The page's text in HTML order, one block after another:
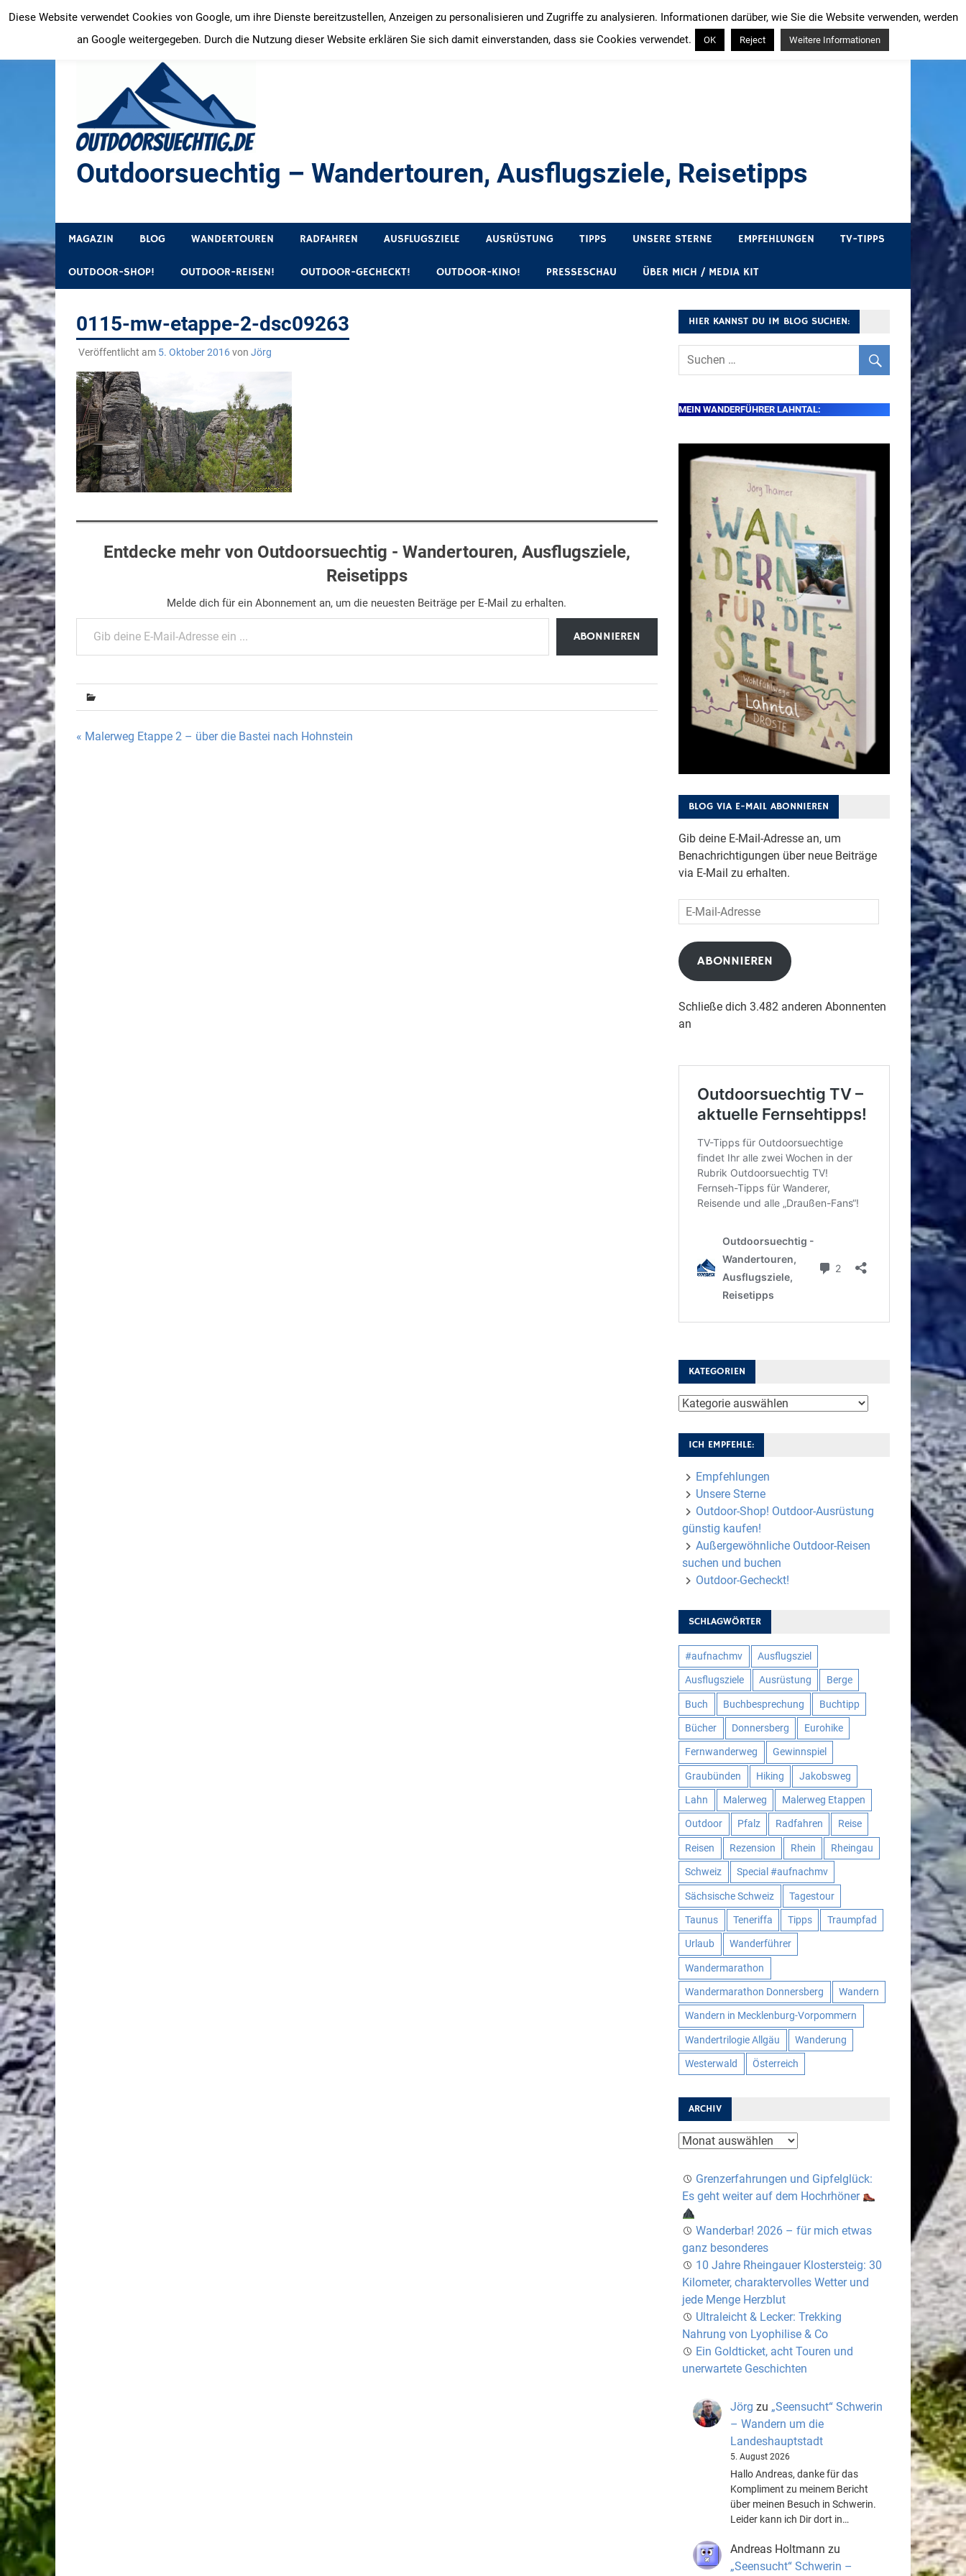
Inhalt
springen
Outdoorsuechtig – Wandertouren, Ausflugsziele, Reisetipps
MAGAZIN BLOG WANDERTOUREN RADFAHREN AUSFLUGSZIELE AUSRÜSTUNG TIPPS UNSERE STERNE EMPFEHLUNGEN TV-TIPPS
OUTDOOR-SHOP! OUTDOOR-REISEN! OUTDOOR-GECHECKT! OUTDOOR-KINO! PRESSESCHAU ÜBER MICH / MEDIA KIT
0115-mw-etappe-2-dsc09263
Veröffentlicht am 5. Oktober 2016von Jörg
Entdecke mehr von Outdoorsuechtig - Wandertouren, Ausflugsziele,
Reisetipps
Melde dich für ein Abonnement an, um die neuesten Beiträge per E-Mail zu erhalten.
Gib deine E-Mail-Adresse ein ...
ABONNIEREN
Beitragsnavigation
« Malerweg Etappe 2 – über die Bastei nach Hohnstein
HIER KANNST DU IM BLOG SUCHEN:
MEIN WANDERFÜHRER LAHNTAL:
BLOG VIA E-MAIL ABONNIEREN
Gib deine E-Mail-Adresse an, um
Benachrichtigungen über neue Beiträge
via E-Mail zu erhalten.
E-
Mail-
Adresse
ABONNIEREN
Schließe dich 3.482 anderen Abonnenten
an
KATEGORIEN
Kategorien
ICH EMPFEHLE:
Empfehlungen
Unsere Sterne
Outdoor-Shop! Outdoor-Ausrüstung
günstig kaufen!
Außergewöhnliche Outdoor-Reisen
suchen und buchen
Outdoor-Gecheckt!
SCHLAGWÖRTER
#aufnachmv Ausflugsziel
Ausflugsziele Ausrüstung Berge
Buch Buchbesprechung Buchtipp
Bücher Donnersberg Eurohike
Fernwanderweg Gewinnspiel
Graubünden Hiking Jakobsweg
Lahn Malerweg Malerweg Etappen
Outdoor Pfalz Radfahren Reise
Reisen Rezension Rhein Rheingau
Schweiz Special #aufnachmv
Sächsische Schweiz Tagestour
Taunus Teneriffa Tipps Traumpfad
Urlaub Wanderführer
Wandermarathon
Wandermarathon Donnersberg Wandern
Wandern in Mecklenburg-Vorpommern
Wandertrilogie Allgäu Wanderung
Westerwald Österreich
ARCHIV
Archiv
Grenzerfahrungen und Gipfelglück:
Es geht weiter auf dem Hochrhöner
Wanderbar! 2026 – für mich etwas
ganz besonderes
10 Jahre Rheingauer Klostersteig: 30
Kilometer, charaktervolles Wetter und
jede Menge Herzblut
Ultraleicht & Lecker: Trekking
Nahrung von Lyophilise & Co
Ein Goldticket, acht Touren und
unerwartete Geschichten
Jörg zu „Seensucht“ Schwerin
– Wandern um die
Landeshauptstadt
5. August 2026
Hallo Andreas, danke für das
Kompliment zu meinem Bericht
über meinen Besuch in Schwerin.
Leider kann ich Dir dort in…
Andreas Holtmann zu
„Seensucht“ Schwerin –
Diese Website verwendet Cookies von Google, um ihre Dienste bereitzustellen, Anzeigen zu personalisieren und Zugriffe zu analysieren. Informationen darüber, wie Sie die Website verwenden, werden
an Google weitergegeben. Durch die Nutzung dieser Website erklären Sie sich damit einverstanden, dass sie Cookies verwendet.
OK Reject Weitere Informationen